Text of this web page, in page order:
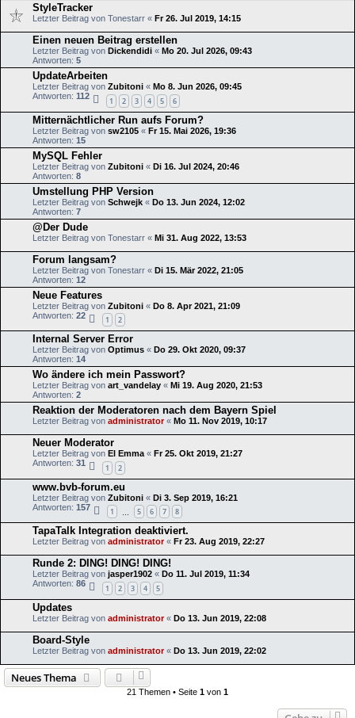
StyleTracker
Letzter Beitrag von Tonestarr « Fr 26. Jul 2019, 14:15
Einen neuen Beitrag erstellen
Letzter Beitrag von Dickendidi « Mo 20. Jul 2026, 09:43
Antworten: 5
UpdateArbeiten
Letzter Beitrag von Zubitoni « Mo 8. Jun 2026, 09:45
Antworten: 112 1 2 3 4 5 6
Mitternächtlicher Run aufs Forum?
Letzter Beitrag von sw2105 « Fr 15. Mai 2026, 19:36
Antworten: 15
MySQL Fehler
Letzter Beitrag von Zubitoni « Di 16. Jul 2024, 20:46
Antworten: 8
Umstellung PHP Version
Letzter Beitrag von Schwejk « Do 13. Jun 2024, 12:02
Antworten: 7
@Der Dude
Letzter Beitrag von Tonestarr « Mi 31. Aug 2022, 13:53
Forum langsam?
Letzter Beitrag von Tonestarr « Di 15. Mär 2022, 21:05
Antworten: 12
Neue Features
Letzter Beitrag von Zubitoni « Do 8. Apr 2021, 21:09
Antworten: 22 1 2
Internal Server Error
Letzter Beitrag von Optimus « Do 29. Okt 2020, 09:37
Antworten: 14
Wo ändere ich mein Passwort?
Letzter Beitrag von art_vandelay « Mi 19. Aug 2020, 21:53
Antworten: 2
Reaktion der Moderatoren nach dem Bayern Spiel
Letzter Beitrag von administrator« Mo 11. Nov 2019, 10:17
Neuer Moderator
Letzter Beitrag von El Emma « Fr 25. Okt 2019, 21:27
Antworten: 31 1 2
www.bvb-forum.eu
Letzter Beitrag von Zubitoni « Di 3. Sep 2019, 16:21
Antworten: 157 1 5 6 7 8
TapaTalk Integration deaktiviert.
Letzter Beitrag von administrator« Fr 23. Aug 2019, 22:27
Runde 2: DING! DING! DING!
Letzter Beitrag von jasper1902 « Do 11. Jul 2019, 11:34
Antworten: 86 1 2 3 4 5
Updates
Letzter Beitrag von administrator« Do 13. Jun 2019, 22:08
Board-Style
Letzter Beitrag von administrator« Do 13. Jun 2019, 22:02
Neues Thema
21 Themen • Seite 1 von 1